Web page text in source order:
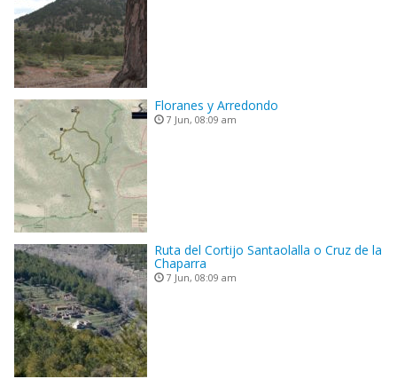
Floranes y Arredondo
7 Jun, 08:09 am
Ruta del Cortijo Santaolalla o Cruz de la
Chaparra
7 Jun, 08:09 am